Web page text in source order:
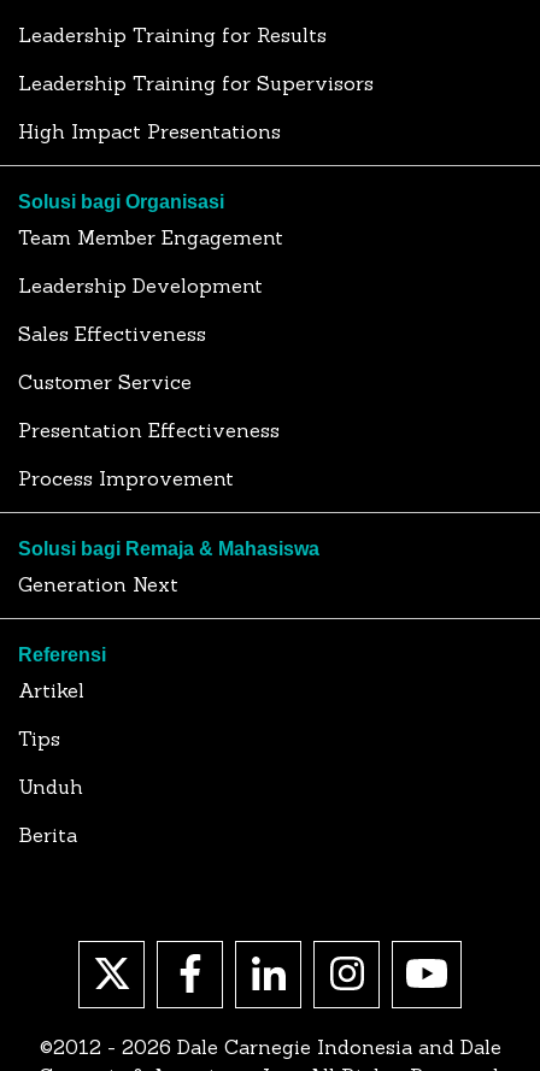
Leadership Training for Results
Leadership Training for Supervisors
High Impact Presentations
Solusi bagi Organisasi
Team Member Engagement
Leadership Development
Sales Effectiveness
Customer Service
Presentation Effectiveness
Process Improvement
Solusi bagi Remaja & Mahasiswa
Generation Next
Referensi
Artikel
Tips
Unduh
Berita
©2012 - 2026 Dale Carnegie Indonesia and Dale